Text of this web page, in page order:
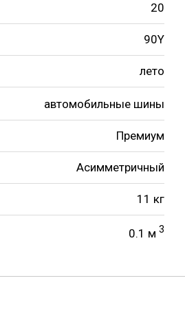
20
90Y
лето
автомобильные шины
Премиум
Асимметричный
11 кг
0.1 м 3